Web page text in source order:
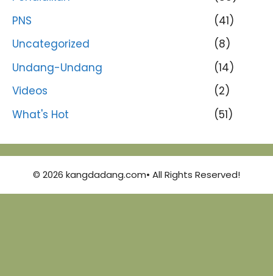
PNS
(41)
Uncategorized
(8)
Undang-Undang
(14)
Videos
(2)
What's Hot
(51)
© 2026 kangdadang.com• All Rights Reserved!